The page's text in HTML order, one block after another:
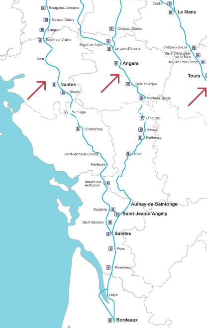
&
WEG
Der als «Grand
&
PLANTAGENETWEG
Markierte europäische Route, die mehrere Regionen Frankreichs in Richtung Mont oder Santiago de
&
ATLANTIKWEG
Der «geteilte» Weg verbindet Bordeaux mit den